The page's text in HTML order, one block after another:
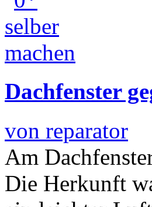
Dachfenster
von reparator
Am
Die Herkunft